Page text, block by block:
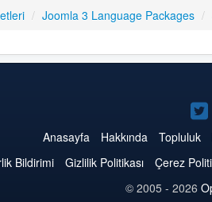
/ Joomla 3 Language Packages /
Anasayfa Hakkında Topluluk
Bildirimi
Gizlilik Politikası Çerez
© 2005 - 2026